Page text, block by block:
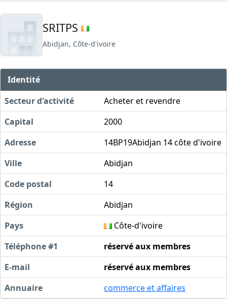
SRITPS
Abidjan, Côte-d'ivoire
Identité
Secteur d'activité
Acheter et revendre
Capital
2000
Adresse
14BP19Abidjan 14 côte d'ivoire
Ville
Abidjan
Code postal
14
Région
Abidjan
Pays
Côte-d'ivoire
Téléphone #1
réservé aux membres
E-mail
réservé aux membres
Annuaire
commerce et affaires